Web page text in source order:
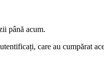
până acum.
care au cumpărat